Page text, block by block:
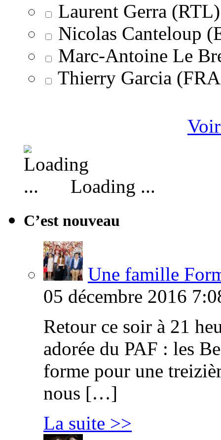
Laurent Gerra (RTL)
Nicolas Canteloup
Marc-Antoine Le
Thierry Garcia
Loading ...
C’est nouveau
Une famille
05 décembre 2016
Retour ce soir à 21
adorée du PAF : les
forme pour une
nous […]
La suite >>